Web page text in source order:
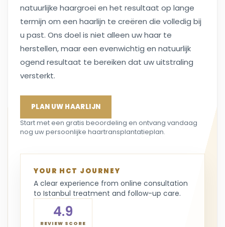
natuurlijke haargroei en het resultaat op lange
termijn om een haarlijn te creëren die volledig bij
u past. Ons doel is niet alleen uw haar te
herstellen, maar een evenwichtig en natuurlijk
ogend resultaat te bereiken dat uw uitstraling
versterkt.
PLAN UW HAARLIJN
Start met een gratis beoordeling en ontvang vandaag
nog uw persoonlijke haartransplantatieplan.
YOUR HCT JOURNEY
A clear experience from online consultation
to Istanbul treatment and follow-up care.
4.9
REVIEW SCORE